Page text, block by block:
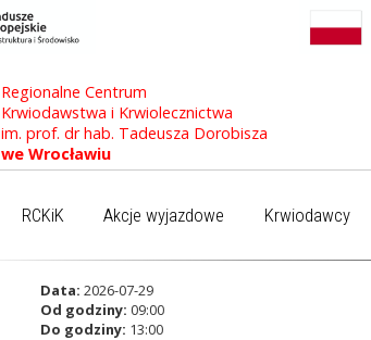
Regionalne Centrum
Krwiodawstwa i Krwiolecznictwa
im. prof. dr hab. Tadeusza Dorobisza
we Wrocławiu
RCKiK Akcje wyjazdowe Krwiodawcy
Data: 2026-07-29
Od godziny: 09:00
Do godziny: 13:00